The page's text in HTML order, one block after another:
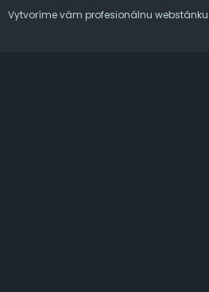
Vytvoríme vám profesionálnu webstánku